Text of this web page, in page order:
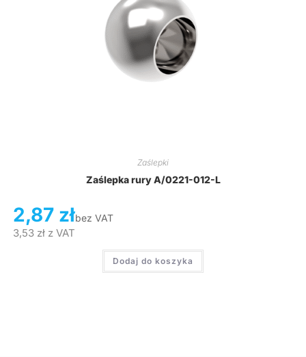
Zaślepki
Zaślepka rury A/0221-012-L
2,87 złbez VAT
3,53 złz VAT
Dodaj do koszyka